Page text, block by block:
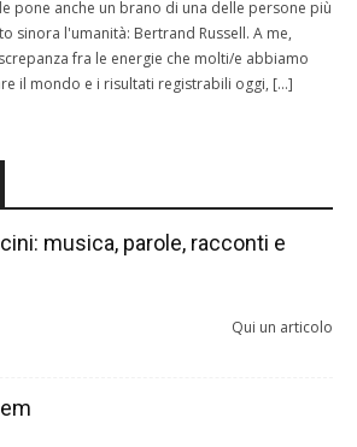
pone anche un brano di una delle persone più
sinora l'umanità: Bertrand Russell. A me,
fra le energie che molti/e abbiamo
il mondo e i risultati registrabili oggi, […]
musica, parole, racconti e
articolo